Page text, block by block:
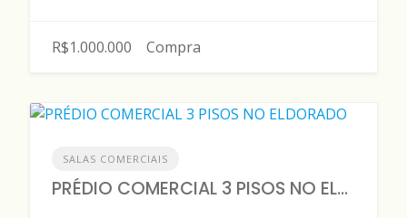
R$1.000.000 Compra
SALAS COMERCIAIS
PRÉDIO COMERCIAL 3 PISOS NO ELDORADO